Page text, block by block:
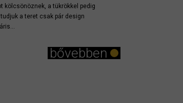
kölcsönöznek, a tükrökkel pedig
a teret csak pár design
bővebben